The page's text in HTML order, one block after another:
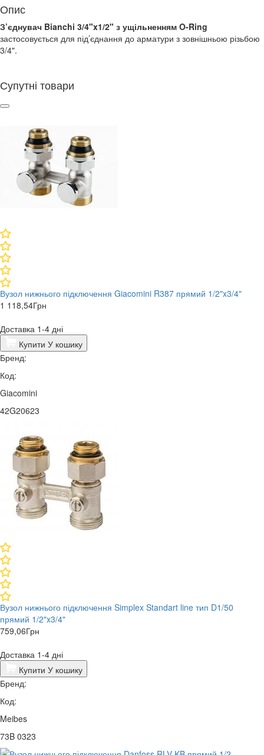
Опис
З’єднувач Bianchi 3/4"x1/2" з ущільненням O-Ring
застосовується для під’єднання до арматури з зовнішньою різьбою
3/4".
Супутні товари
Вузол нижнього підключення Giacomini R387 прямий 1/2"x3/4"
1 118,54Грн
Доставка 1-4 дні
Купити У кошику
Бренд:
Код:
Giacomini
42G20623
Вузол нижнього підключення Simplex Standart line тип D1/50
прямий 1/2"x3/4"
759,06Грн
Доставка 1-4 дні
Купити У кошику
Бренд:
Код:
Meibes
73B 0323